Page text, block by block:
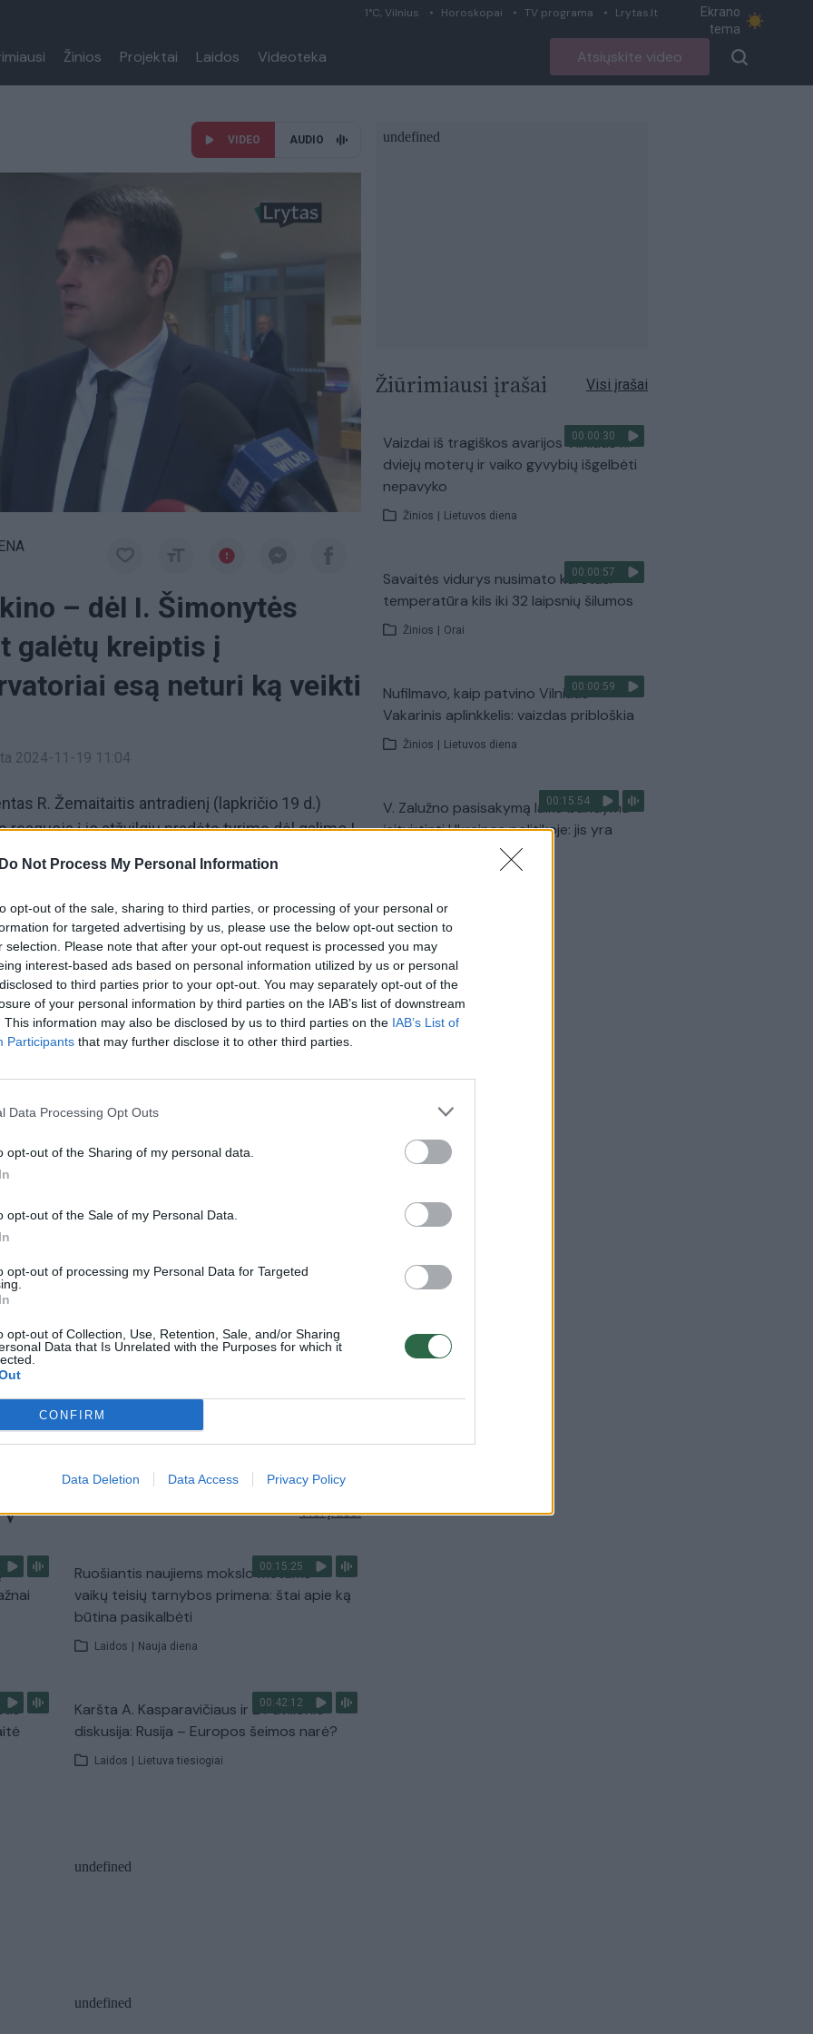
Do Not Process My Personal Information
opt-out of the sale, sharing to third parties, or processing of your personal or
for targeted advertising by us, please use the below opt-out section to
selection. Please note that after your opt-out request is processed you may
interest-based ads based on personal information utilized by us or personal
to third parties prior to your opt-out. You may separately opt-out of the
of your personal information by third parties on the IAB’s list of downstream
This information may also be disclosed by us to third parties on the IAB’s List of
Participants that may further disclose it to other third parties.
Data Processing Opt Outs
opt-out of the Sharing of my personal data.
opt-out of the Sale of my Personal Data.
opt-out of processing my Personal Data for Targeted
opt-out of Collection, Use, Retention, Sale, and/or Sharing
Data that Is Unrelated with the Purposes for which it
CONFIRM
Data Deletion Data Access Privacy Policy
1°C, Vilnius Horoskopai TV programa Lrytas.lt
Ekrano
tema
Žinios Projektai Laidos Videoteka Atsiųskite video
VIDEO AUDIO
– dėl I. Šimonytės
galėtų kreiptis į
esą neturi ką veikti
2024-11-19 11:04
R. Žemaitaitis antradienį (lapkričio 19 d.)
reaguoja į jo atžvilgiu pradėtą tyrimą dėl galimo I.
esą neturi ką veikti, tad ir rašo
pareiškimų galėtų kreiptis į teisėsaugą,
rašymu užsiimti nežada.
teisėsauga Seimas
LrytasGYVAI Klausyk lrytas.tv
–
Liūdna vyresnio amžiaus dirbančiųjų
00:02:08
Aukštaitijos pučiamųjų orkestras
Žinios | Lietuvos diena
Visi įrašai
00:15:25
Ruošiantis naujiems mokslo metams –
vaikų teisių tarnybos primena: štai apie ką
būtina pasikalbėti
Laidos | Nauja diena
00:42:12
Karšta A. Kasparavičiaus ir Ž Pavilionio
diskusija: Rusija – Europos šeimos narė?
Laidos | Lietuva tiesiogiai
Žiūrimiausi įrašai Visi įrašai
00:00:30
Vaizdai iš tragiškos avarijos Vilniaus r.:
dviejų moterų ir vaiko gyvybių išgelbėti
nepavyko
Žinios Lietuvos diena
00:00:57
Savaitės vidurys nusimato karštas:
temperatūra kils iki 32 laipsnių šilumos
Žinios Orai
00:00:59
Nufilmavo, kaip patvino Vilniaus
Vakarinis aplinkkelis: vaizdas pribloškia
Žinios Lietuvos diena
00:15:54
V. Zalužno pasisakymą laiko bandymu
įsitvirtinti Ukrainos politikoje: jis yra